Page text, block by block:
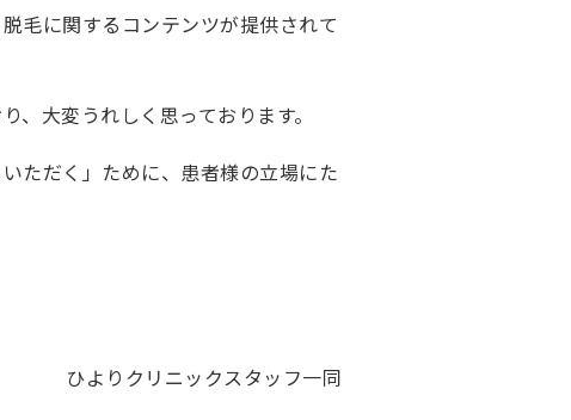
毛に関するコンテンツが提供されて
、大変うれしく思っております。
ただく」ために、 患者様の立場にた
ひよりクリニックスタッフ一同